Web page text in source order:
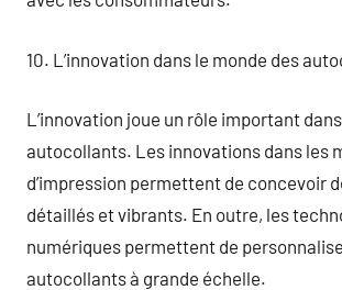
10. L’innovation dans le monde des
L’innovation joue un rôle important
autocollants. Les innovations dans les
d’impression permettent de concevoir
détaillés et vibrants. En outre, les
numériques permettent de
autocollants à grande échelle.